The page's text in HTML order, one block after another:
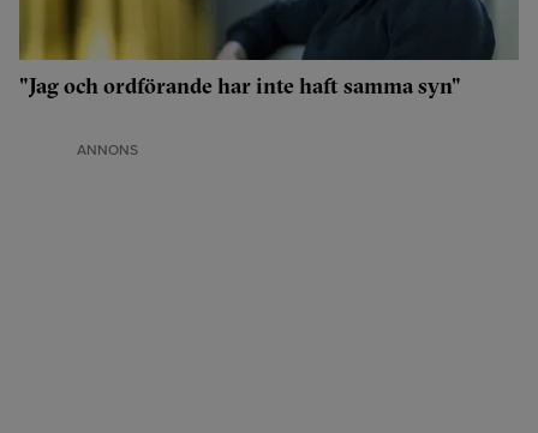
"Jag och ordförande har inte haft samma syn"
ANNONS